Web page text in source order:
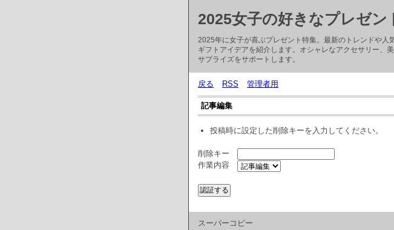
2025女子の好きなプレゼン
2025年に女子が喜ぶプレゼント特集。最新のトレンドや
ギフトアイデアを紹介します。オシャレなアクセサリー、
サプライズをサポートします。
戻る RSS 管理者用
記事編集
投稿時に設定した削除キーを入力してください。
削除キー
作業内容
スーパーコピー